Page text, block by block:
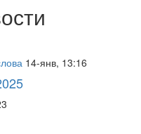
14-янв, 13:16